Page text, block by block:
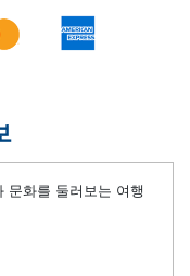
문화를 둘러보는 여행